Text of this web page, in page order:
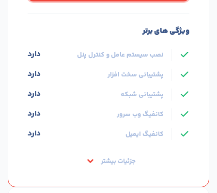
ویژگی های برتر
نصب سیستم عامل و کنترل پنل دارد
پشتیبانی سخت افزار دارد
پشتیبانی شبکه دارد
کانفیگ وب سرور دارد
کانفیگ ایمیل دارد
جزئیات بیشتر